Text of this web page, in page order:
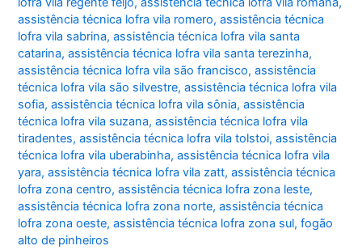
assistência técnica lofra vila romero,assistência técnica
lofra vila sabrina,assistência técnica lofra vila santa
catarina,assistência técnica lofra vila santa terezinha,
assistência técnica lofra vila são francisco,assistência
técnica lofra vila são silvestre,assistência técnica lofra vila
sofia,assistência técnica lofra vila sônia,assistência
técnica lofra vila suzana,assistência técnica lofra vila
tiradentes,assistência técnica lofra vila tolstoi,assistência
técnica lofra vila uberabinha,assistência técnica lofra vila
yara,assistência técnica lofra vila zatt,assistência técnica
lofra zona centro,assistência técnica lofra zona leste,
assistência técnica lofra zona norte,assistência técnica
lofra zona oeste,assistência técnica lofra zona sul,fogão
alto de pinheiros